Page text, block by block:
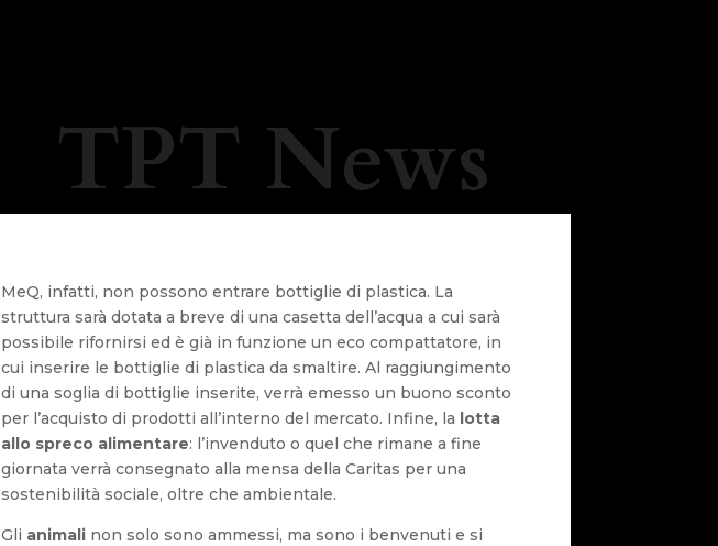
TPT News
MeQ, infatti, non possono entrare bottiglie di plastica. La
struttura sarà dotata a breve di una casetta dell’acqua a cui sarà
possibile rifornirsi ed è già in funzione un eco compattatore, in
cui inserire le bottiglie di plastica da smaltire. Al raggiungimento
di una soglia di bottiglie inserite, verrà emesso un buono sconto
per l’acquisto di prodotti all’interno del mercato. Infine, la lotta
allo spreco alimentare: l’invenduto o quel che rimane a fine
giornata verrà consegnato alla mensa della Caritas per una
sostenibilità sociale, oltre che ambientale.
Gli animali non solo sono ammessi, ma sono i benvenuti e si